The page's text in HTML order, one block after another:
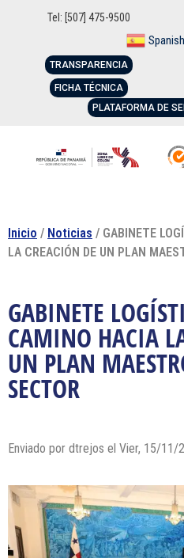
Tel: [507] 475-9500
Spanish
TRANSPARENCIA
FICHA TÉCNICA
PLATAFORMA DE
Inicio / Noticias / GABINETE
LA CREACIÓN DE UN PLAN
GABINETE
CAMINO HACIA
UN PLAN
SECTOR
Enviado por dtrejos el Vier, 15/11/